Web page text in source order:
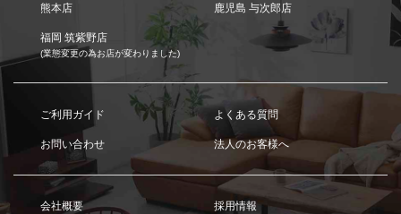
熊本店 鹿児島 与次郎店
福岡 筑紫野店
(業態変更の為お店が変わりました)
ご利用ガイド よくある質問
お問い合わせ 法人のお客様へ
会社概要 採用情報